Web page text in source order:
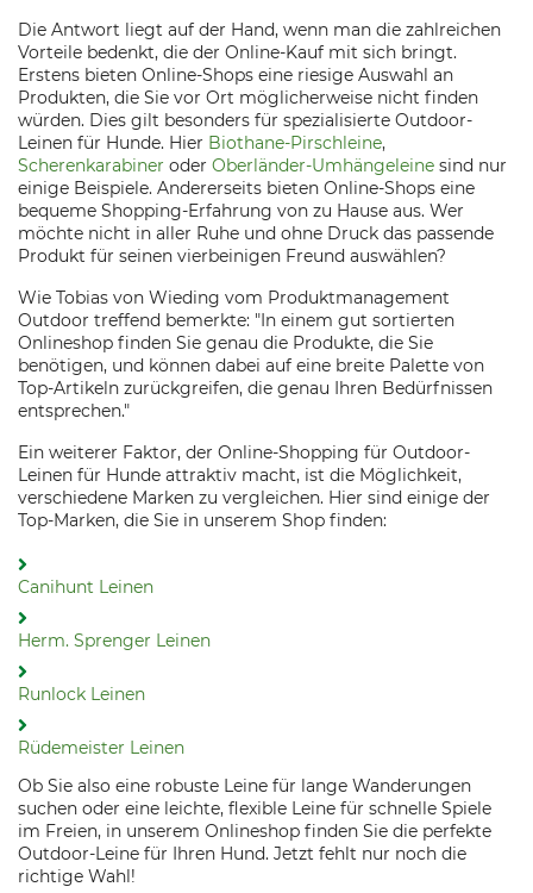
Die Antwort liegt auf der Hand, wenn man die zahlreichen
Vorteile bedenkt, die der Online-Kauf mit sich bringt.
Erstens bieten Online-Shops eine riesige Auswahl an
Produkten, die Sie vor Ort möglicherweise nicht finden
würden. Dies gilt besonders für spezialisierte Outdoor-
Leinen für Hunde. Hier Biothane-Pirschleine,
Scherenkarabiner oder Oberländer-Umhängeleine sind nur
einige Beispiele. Andererseits bieten Online-Shops eine
bequeme Shopping-Erfahrung von zu Hause aus. Wer
möchte nicht in aller Ruhe und ohne Druck das passende
Produkt für seinen vierbeinigen Freund auswählen?
Wie Tobias von Wieding vom Produktmanagement
Outdoor treffend bemerkte: "In einem gut sortierten
Onlineshop finden Sie genau die Produkte, die Sie
benötigen, und können dabei auf eine breite Palette von
Top-Artikeln zurückgreifen, die genau Ihren Bedürfnissen
entsprechen."
Ein weiterer Faktor, der Online-Shopping für Outdoor-
Leinen für Hunde attraktiv macht, ist die Möglichkeit,
verschiedene Marken zu vergleichen. Hier sind einige der
Top-Marken, die Sie in unserem Shop finden:
Canihunt Leinen
Herm. Sprenger Leinen
Runlock Leinen
Rüdemeister Leinen
Ob Sie also eine robuste Leine für lange Wanderungen
suchen oder eine leichte, flexible Leine für schnelle Spiele
im Freien, in unserem Onlineshop finden Sie die perfekte
Outdoor-Leine für Ihren Hund. Jetzt fehlt nur noch die
richtige Wahl!